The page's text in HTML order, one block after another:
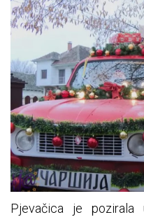
Pjevačica je pozirala